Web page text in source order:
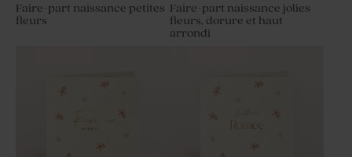
Faire-part naissance petites
fleurs
Faire-part naissance jolies
fleurs, dorure et haut
arrondi